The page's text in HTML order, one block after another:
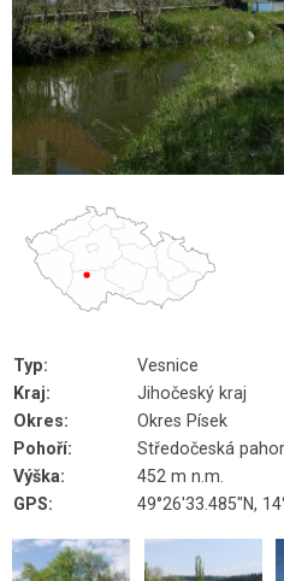
Typ:
Vesnice
Kraj:
Jihočeský kraj
Okres:
Okres Písek
Pohoří:
Středočeská
Výška:
452 m n.m.
GPS:
49°26'33.485"N,